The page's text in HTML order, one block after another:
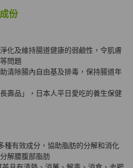
份
化及維持腸道健康的弱鹼性，令肌膚
問題
清除腸內自由基及排毒，保持腸道年
壽品」，日本人平日愛吃的養生保健
種有效成分，協助脂肪的分解和消化
解腰腹部脂肪